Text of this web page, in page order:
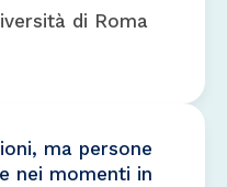
di Roma
ma persone
nei momenti in